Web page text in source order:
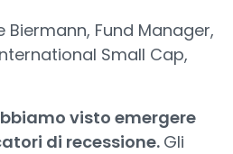
Biermann, Fund Manager,
Small Cap,
visto emergere
di recessione. Gli